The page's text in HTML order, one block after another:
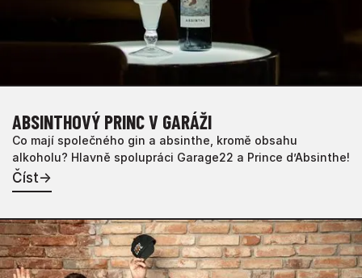
ABSINTHOVÝ PRINC V GARÁŽI
Co mají společného gin a absinthe, kromě obsahu
alkoholu? Hlavně spolupráci Garage22 a Prince d’Absinthe!
Číst→